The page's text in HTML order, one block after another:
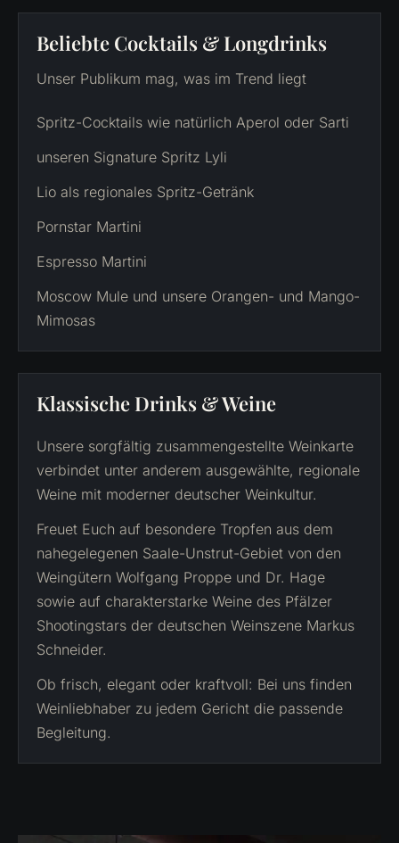
Beliebte Cocktails & Longdrinks
Unser Publikum mag, was im Trend liegt
Spritz-Cocktails wie natürlich Aperol oder Sarti
unseren Signature Spritz Lyli
Lio als regionales Spritz-Getränk
Pornstar Martini
Espresso Martini
Moscow Mule und unsere Orangen- und Mango-
Mimosas
Klassische Drinks & Weine
Unsere sorgfältig zusammengestellte Weinkarte
verbindet unter anderem ausgewählte, regionale
Weine mit moderner deutscher Weinkultur.
Freuet Euch auf besondere Tropfen aus dem
nahegelegenen Saale-Unstrut-Gebiet von den
Weingütern Wolfgang Proppe und Dr. Hage
sowie auf charakterstarke Weine des Pfälzer
Shootingstars der deutschen Weinszene Markus
Schneider.
Ob frisch, elegant oder kraftvoll: Bei uns finden
Weinliebhaber zu jedem Gericht die passende
Begleitung.